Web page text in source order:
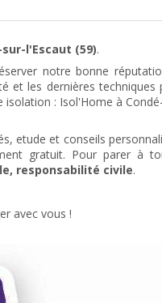
sur-l'Escaut (59).
notre bonne
et les dernières techniques
: Isol'Home à
etude et conseils
gratuit. Pour parer à
responsabilité civile.
avec vous !